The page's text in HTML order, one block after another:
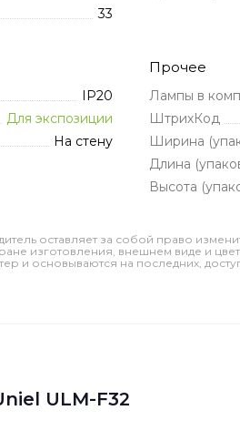
33
IP20
Для экспозиции
На стену
Прочее
Лампы в
ШтрихКод
Ширина
Длина
Высота
оставляет за собой право
изготовления, внешнем виде и
и основываются на последних,
ULM-F32